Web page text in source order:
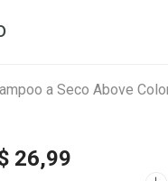
a Seco Above
26,99